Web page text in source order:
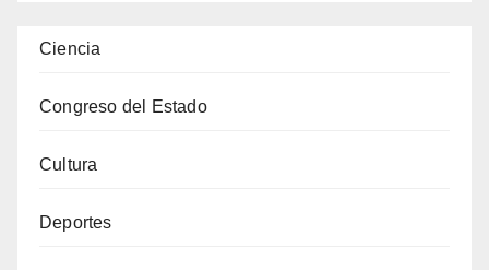
Ciencia
Congreso del Estado
Cultura
Deportes